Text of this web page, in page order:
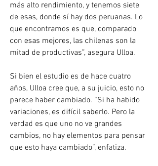
más alto rendimiento, y tenemos siete
de esas, donde sí hay dos peruanas. Lo
que encontramos es que, comparado
con esas mejores, las chilenas son la
mitad de productivas”, asegura Ulloa.
Si bien el estudio es de hace cuatro
años, Ulloa cree que, a su juicio, esto no
parece haber cambiado. “Si ha habido
variaciones, es difícil saberlo. Pero la
verdad es que uno no ve grandes
cambios, no hay elementos para pensar
que esto haya cambiado”, enfatiza.